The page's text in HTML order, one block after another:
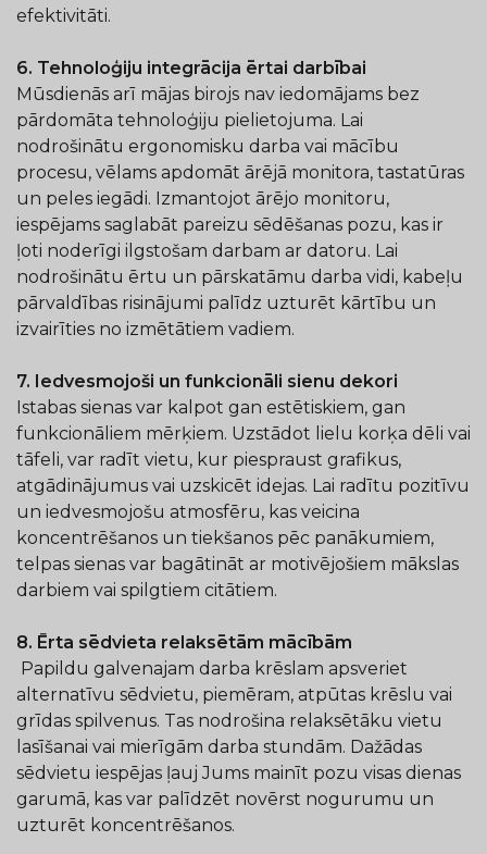
efektivitāti.
6. Tehnoloģiju integrācija ērtai darbībai
Mūsdienās arī mājas birojs nav iedomājams bez
pārdomāta tehnoloģiju pielietojuma. Lai
nodrošinātu ergonomisku darba vai mācību
procesu, vēlams apdomāt ārējā monitora, tastatūras
un peles iegādi. Izmantojot ārējo monitoru,
iespējams saglabāt pareizu sēdēšanas pozu, kas ir
ļoti noderīgi ilgstošam darbam ar datoru. Lai
nodrošinātu ērtu un pārskatāmu darba vidi, kabeļu
pārvaldības risinājumi palīdz uzturēt kārtību un
izvairīties no izmētātiem vadiem.
7. Iedvesmojoši un funkcionāli sienu dekori
Istabas sienas var kalpot gan estētiskiem, gan
funkcionāliem mērķiem. Uzstādot lielu korķa dēli vai
tāfeli, var radīt vietu, kur piespraust grafikus,
atgādinājumus vai uzskicēt idejas. Lai radītu pozitīvu
un iedvesmojošu atmosfēru, kas veicina
koncentrēšanos un tiekšanos pēc panākumiem,
telpas sienas var bagātināt ar motivējošiem mākslas
darbiem vai spilgtiem citātiem.
8. Ērta sēdvieta relaksētām mācībām
Papildu galvenajam darba krēslam apsveriet
alternatīvu sēdvietu, piemēram, atpūtas krēslu vai
grīdas spilvenus. Tas nodrošina relaksētāku vietu
lasīšanai vai mierīgām darba stundām. Dažādas
sēdvietu iespējas ļauj Jums mainīt pozu visas dienas
garumā, kas var palīdzēt novērst nogurumu un
uzturēt koncentrēšanos.